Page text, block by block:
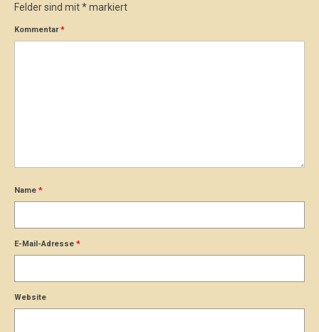
Felder sind mit*markiert
Kommentar*
Name *
E-Mail-Adresse *
Website